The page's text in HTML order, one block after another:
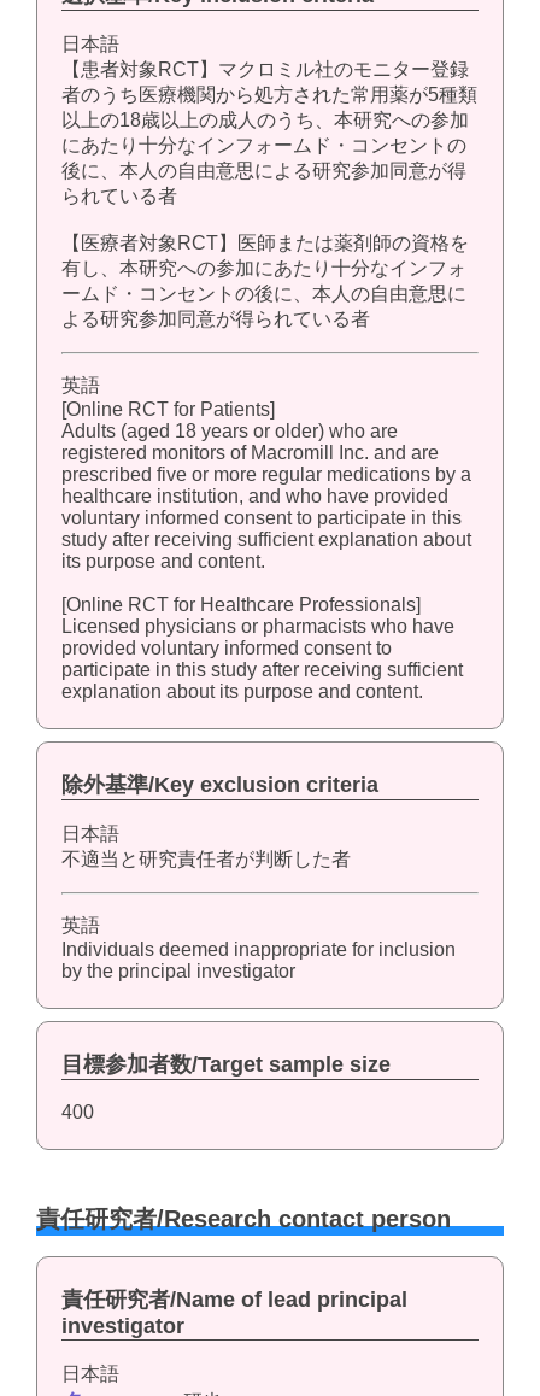
日本語
【患者対象RCT】マクロミル社のモニター登録
者のうち医療機関から処方された常用薬が5種類
以上の18歳以上の成人のうち、本研究への参加
にあたり十分なインフォームド・コンセントの
後に、本人の自由意思による研究参加同意が得
られている者
【医療者対象RCT】医師または薬剤師の資格を
有し、本研究への参加にあたり十分なインフォ
ームド・コンセントの後に、本人の自由意思に
よる研究参加同意が得られている者
英語
[Online RCT for Patients]
Adults (aged 18 years or older) who are
registered monitors of Macromill Inc. and are
prescribed five or more regular medications by a
healthcare institution, and who have provided
voluntary informed consent to participate in this
study after receiving sufficient explanation about
its purpose and content.
[Online RCT for Healthcare Professionals]
Licensed physicians or pharmacists who have
provided voluntary informed consent to
participate in this study after receiving sufficient
explanation about its purpose and content.
除外基準/Key exclusion criteria
日本語
不適当と研究責任者が判断した者
英語
Individuals deemed inappropriate for inclusion
by the principal investigator
目標参加者数/Target sample size
400
責任研究者/Research contact person
責任研究者/Name of lead principal
investigator
日本語